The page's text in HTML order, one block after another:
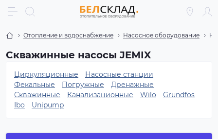
Отопление и водоснабжение Насосное оборудование
Скважинные насосы JEMIX
Циркуляционные
Насосные станции
Фекальные
Погружные
Дренажные
Скважинные
Канализационные Wilo
Grundfos
Ibo
Unipump